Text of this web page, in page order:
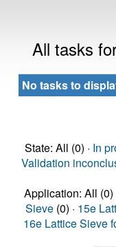
All tasks
No tasks to
State: All (0) · In
Validation
Application: All (0)
Sieve (0) · 15e
16e Lattice Sieve